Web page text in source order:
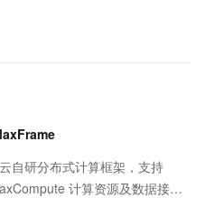
自研分布式计算框架，支持
计算资源及数据接